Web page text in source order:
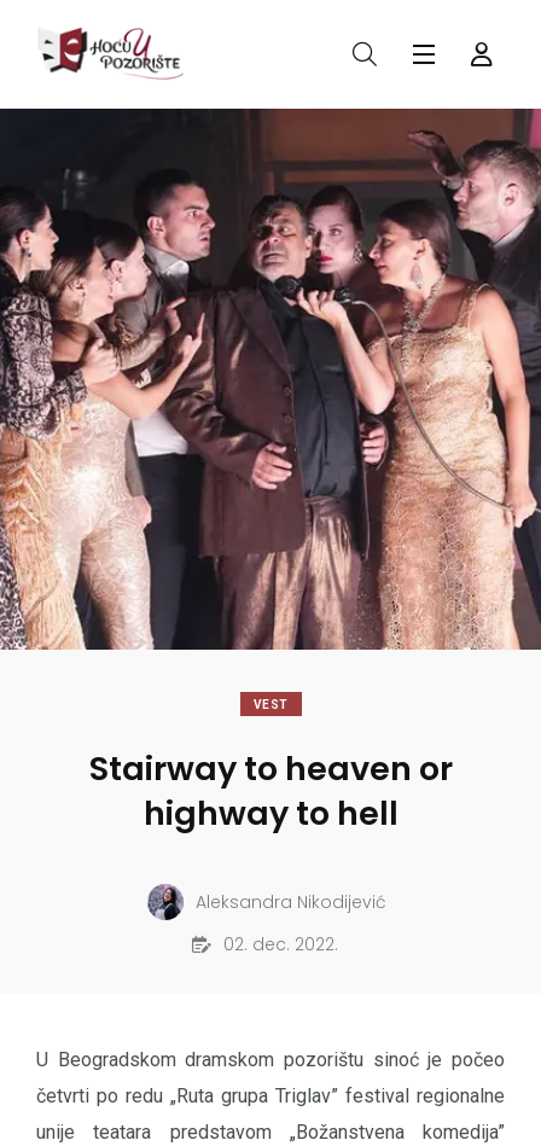
VEST
Stairway to heaven or
highway to hell
Aleksandra Nikodijević
02. dec. 2022.
U Beogradskom dramskom pozorištu sinoć je počeo
četvrti po redu „Ruta grupa Triglav” festival regionalne
unije teatara predstavom „Božanstvena komedija”